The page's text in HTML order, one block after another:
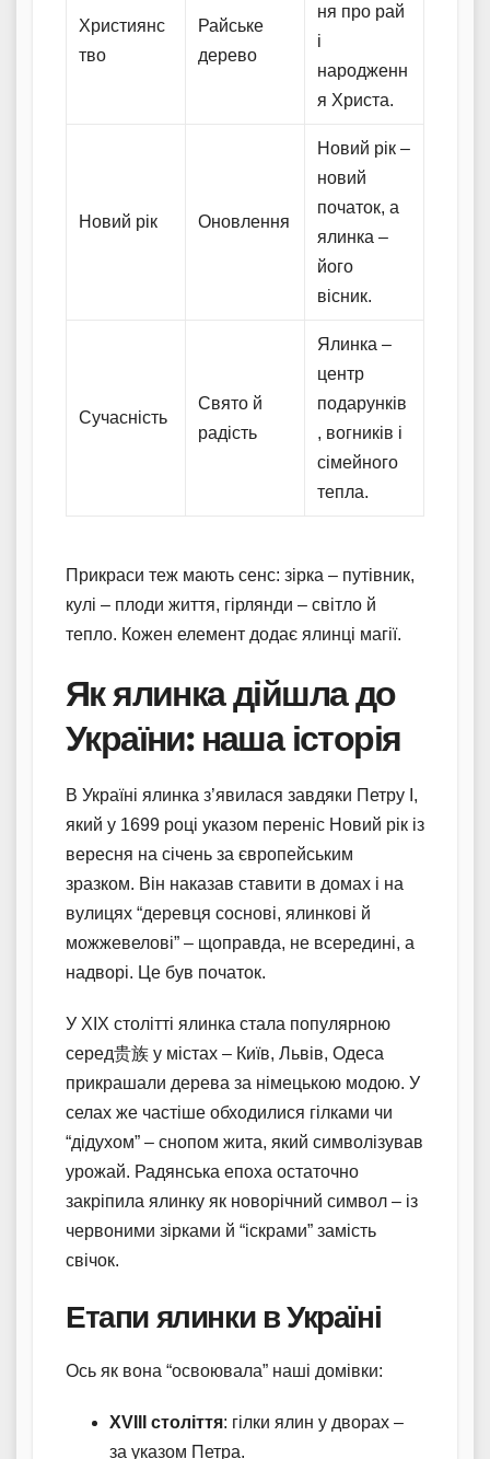
Християнс
тво
Райське
дерево
ня про рай
і
народженн
я Христа.
Новий рік Оновлення
Новий рік –
новий
початок, а
ялинка –
його
вісник.
Сучасність
Свято й
радість
Ялинка –
центр
подарунків
, вогників і
сімейного
тепла.
Прикраси теж мають сенс: зірка – путівник,
кулі – плоди життя, гірлянди – світло й
тепло. Кожен елемент додає ялинці магії.
Як ялинка дійшла до
України: наша історія
В Україні ялинка з’явилася завдяки Петру I,
який у 1699 році указом переніс Новий рік із
вересня на січень за європейським
зразком. Він наказав ставити в домах і на
вулицях “деревця соснові, ялинкові й
можжевелові” – щоправда, не всередині, а
надворі. Це був початок.
У XIX столітті ялинка стала популярною
серед贵族 у містах – Київ, Львів, Одеса
прикрашали дерева за німецькою модою. У
селах же частіше обходилися гілками чи
“дідухом” – снопом жита, який символізував
урожай. Радянська епоха остаточно
закріпила ялинку як новорічний символ – із
червоними зірками й “іскрами” замість
свічок.
Етапи ялинки в Україні
Ось як вона “освоювала” наші домівки:
XVIII століття: гілки ялин у дворах –
за указом Петра.